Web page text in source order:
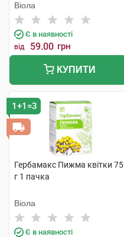
Віола
Є в наявності
від 59.00 грн
КУПИТИ
1+1=3
Гербамакс Пижма квітки 75
г 1 пачка
Віола
Є в наявності